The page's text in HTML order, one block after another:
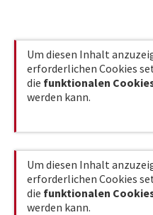
Um diesen Inhalt
erforderlichen Cookies
die funktionalen
werden kann.
Um diesen Inhalt
erforderlichen Cookies
die funktionalen
werden kann.